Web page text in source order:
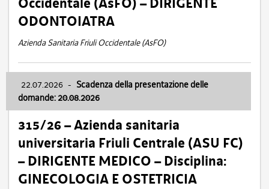
ODONTOIATRA
Azienda Sanitaria Friuli Occidentale (AsFO)
22.07.2026 - Scadenza della presentazione delle
domande: 20.08.2026
315/26 – Azienda sanitaria
universitaria Friuli Centrale (ASU FC)
– DIRIGENTE MEDICO – Disciplina:
GINECOLOGIA E OSTETRICIA